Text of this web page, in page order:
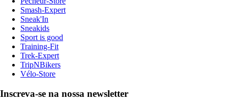
Smash-Expert
Sneak'In
Sneakids
Sport is good
Training-Fit
Trek-Expert
TripNBikers
Vélo-Store
Inscreva-se na nossa newsletter